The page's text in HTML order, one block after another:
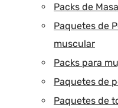
Packs de
Paquetes de
muscular
Packs para
Paquetes de
Paquetes de